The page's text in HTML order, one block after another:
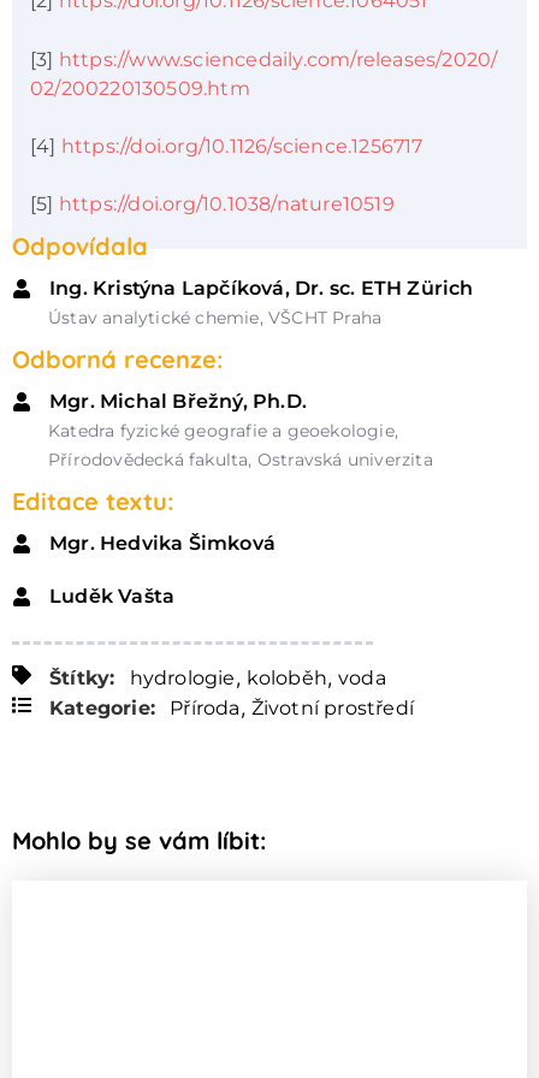
[3] https://www.sciencedaily.com/releases/2020/
02/200220130509.htm
[4] https://doi.org/10.1126/science.1256717
[5] https://doi.org/10.1038/nature10519
Odpovídala
Ing. Kristýna Lapčíková, Dr. sc. ETH Zürich
Ústav analytické chemie, VŠCHT Praha
Odborná recenze:
Mgr. Michal Břežný, Ph.D.
Katedra fyzické geografie a geoekologie,
Přírodovědecká fakulta, Ostravská univerzita
Editace textu:
Mgr. Hedvika Šimková
Luděk Vašta
Štítky: hydrologie, koloběh, voda
Kategorie:
Příroda, Životní prostředí
Mohlo by se vám líbit: